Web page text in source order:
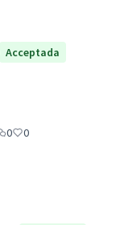
Acceptada
0
0